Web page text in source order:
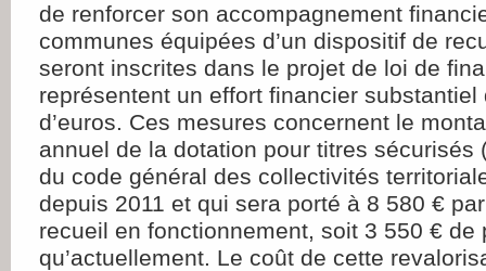
de renforcer son accompagnement
communes équipées d’un dispositif de
seront inscrites dans le projet de loi de
représentent un effort financier
d’euros. Ces mesures concernent le
annuel de la dotation pour titres sécurisés
du code général des collectivités
depuis 2011 et qui sera porté à 8 580 €
recueil en fonctionnement, soit 3 550 € de
qu’actuellement. Le coût de cette